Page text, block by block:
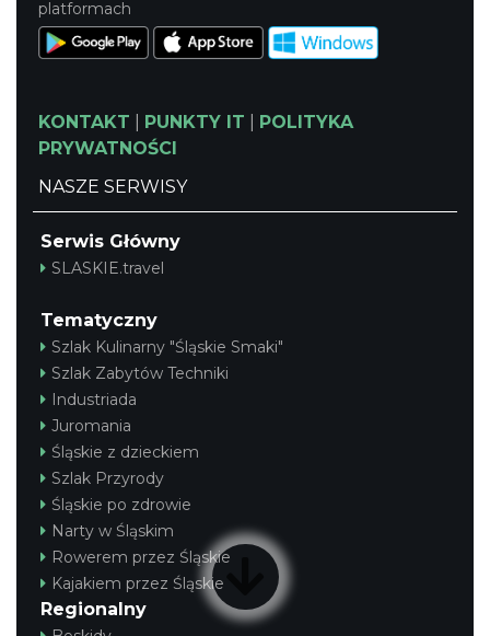
platformach
KONTAKT PUNKTY IT
POLITYKA
PRYWATNOŚCI
NASZE SERWISY
Serwis Główny
SLASKIE.travel
Tematyczny
Szlak Kulinarny "Śląskie Smaki"
Szlak Zabytów Techniki
Industriada
Juromania
Śląskie z dzieckiem
Szlak Przyrody
Śląskie po zdrowie
Narty w Śląskim
Rowerem przez Śląskie
Kajakiem przez Śląskie
Regionalny